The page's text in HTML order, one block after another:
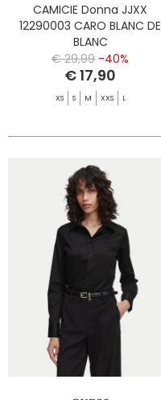
CAMICIE Donna JJXX
12290003 CARO BLANC DE
BLANC
€ 29,99 -40%
€ 17,90
XS S M XXS L